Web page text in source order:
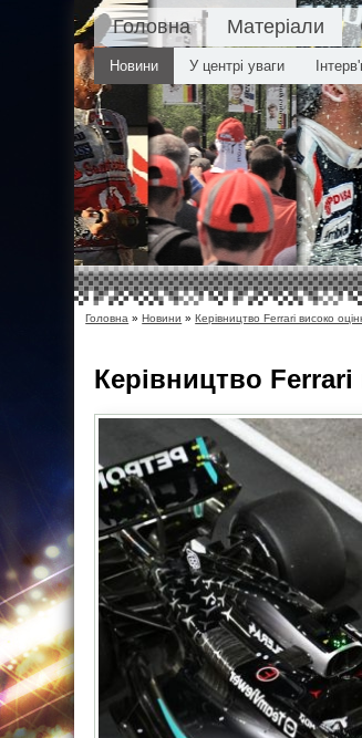
Головна Матеріали
Новини У центрі уваги
Головна »Новини »Керівництво Ferrari високо
Керівництво